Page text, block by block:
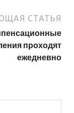
СТАТЬЯ
проходят
ежедневно